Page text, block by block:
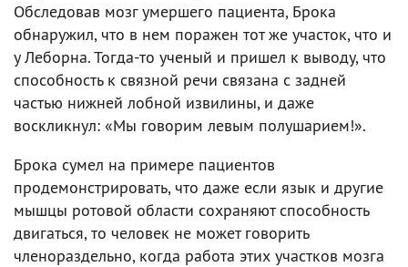
Обследовав мозг умершего пациента, Брока
обнаружил, что в нем поражен тот же участок, что и
у Леборна. Тогда-то ученый и пришел к выводу, что
способность к связной речи связана с задней
частью нижней лобной извилины, и даже
воскликнул: «Мы говорим левым полушарием!».
Брока сумел на примере пациентов
продемонстрировать, что даже если язык и другие
мышцы ротовой области сохраняют способность
двигаться, то человек не может говорить
членораздельно, когда работа этих участков мозга